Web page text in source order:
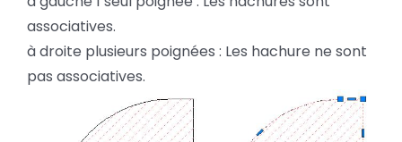
associatives.
à droite plusieurs poignées : Les hachure ne sont
pas associatives.